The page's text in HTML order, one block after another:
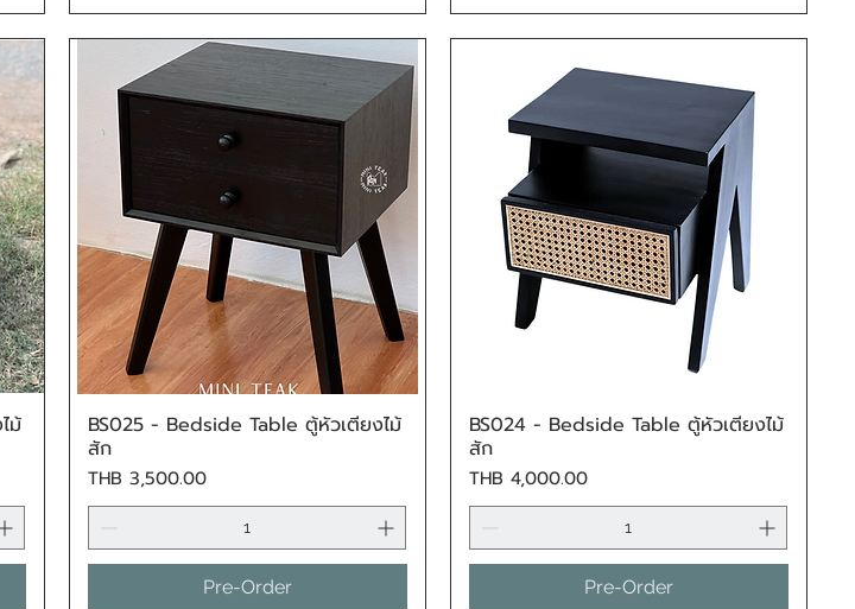
ม้
Quick View
BS025 - Bedside Table ตู้หัวเตียงไม้
สัก
Price
THB 3,500.00
Pre-Order
Quick View
BS024 - Bedside Table ตู้หัวเตียงไม้
สัก
Price
THB 4,000.00
Pre-Order